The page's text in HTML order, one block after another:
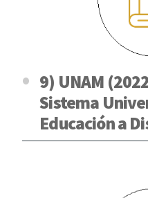
9) UNAM
Sistema
Educación a